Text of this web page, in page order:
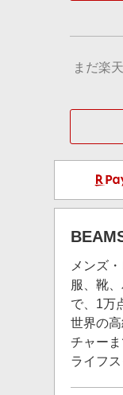
まだ楽
メンズ
服、靴
で、1万
世界の
チャー
ライフ